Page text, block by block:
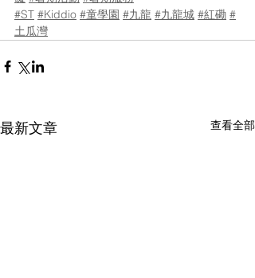
#ST #Kiddio #童學園 #九龍 #九龍城 #紅磡 #
土瓜灣
最新文章 查看全部